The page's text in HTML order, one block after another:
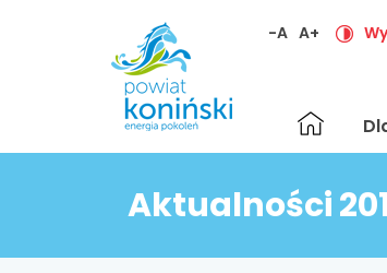
-A A+
główna
Aktualności